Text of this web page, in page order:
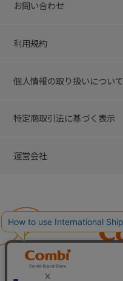
お問い合わせ
利用規約
個人情報の取り扱いについて
特定商取引法に基づく表示
運営会社